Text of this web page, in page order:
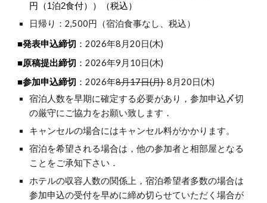
円（1泊2食付））（税込）
日帰り：2,500円 （宿泊食事なし、税込）
■発表申込締切 ：2026年8 月20日(木)
■原稿提出締切 ：2026年9 月 10日(木)
■参加申込締切 ：2026年8月17日(月)8月20日(木)
宿泊人数を早期に確定する必要があり，参加申込〆切
の厳守にご協力をお願い致します．
キャンセルの場合にはキャンセル料がかかります。
宿泊を希望される場合は，他の参加者と相部屋となる
ことをご承知下さい．
ホテルの収容人数の関係上，宿泊希望者多数の場合は
参加申込の受付を早めに締め切らせていただく場合が